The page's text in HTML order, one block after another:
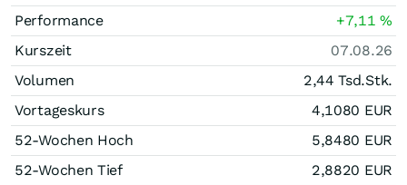
Performance
+7,11%
Kurszeit
07.08.26
Volumen
2,44 Tsd.Stk.
Vortageskurs
4,1080 EUR
52-Wochen Hoch
5,8480 EUR
52-Wochen Tief
2,8820 EUR